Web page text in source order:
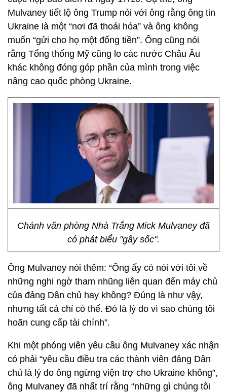
Mulvaney tiết lộ ông Trump nói với ông rằng ông tin
Ukraine là một “nơi đã thoái hóa” và ông không
muốn “gửi cho họ một đống tiền”. Ông cũng nói
rằng Tổng thống Mỹ cũng lo các nước Châu Âu
khác không đóng góp phần của mình trong việc
nâng cao quốc phòng Ukraine.
Chánh văn phòng Nhà Trắng Mick Mulvaney đã
có phát biểu "gây sốc".
Ông Mulvaney nói thêm: “Ông ấy có nói với tôi về
những nghi ngờ tham nhũng liên quan đến máy chủ
của đảng Dân chủ hay không? Đúng là như vậy,
nhưng tất cả chỉ có thế. Đó là lý do vì sao chúng tôi
hoãn cung cấp tài chính”.
Khi một phóng viên yêu cầu ông Mulvaney xác nhận
có phải “yêu cầu điều tra các thành viên đảng Dân
chủ là lý do ông ngừng viện trợ cho Ukraine không”,
ông Mulvaney đã nhất trí rằng “những gì chúng tôi